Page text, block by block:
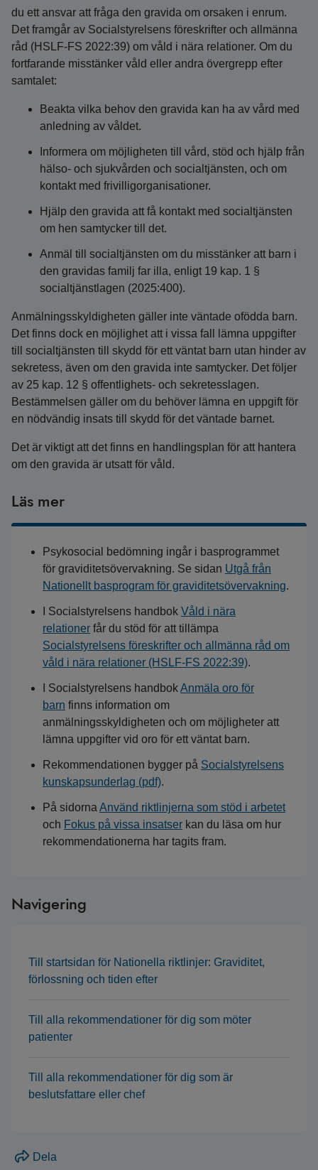
du ett ansvar att fråga den gravida om orsaken i enrum.
Det framgår av Socialstyrelsens föreskrifter och allmänna
råd (HSLF-FS 2022:39) om våld i nära relationer. Om du
fortfarande misstänker våld eller andra övergrepp efter
samtalet:
Beakta vilka behov den gravida kan ha av vård med
anledning av våldet.
Informera om möjligheten till vård, stöd och hjälp från
hälso- och sjukvården och socialtjänsten, och om
kontakt med frivilligorganisationer.
Hjälp den gravida att få kontakt med socialtjänsten
om hen samtycker till det.
Anmäl till socialtjänsten om du misstänker att barn i
den gravidas familj far illa, enligt 19 kap. 1 §
socialtjänstlagen (2025:400).
Anmälningsskyldigheten gäller inte väntade ofödda barn.
Det finns dock en möjlighet att i vissa fall lämna uppgifter
till socialtjänsten till skydd för ett väntat barn utan hinder av
sekretess, även om den gravida inte samtycker. Det följer
av 25 kap. 12 § offentlighets- och sekretesslagen.
Bestämmelsen gäller om du behöver lämna en uppgift för
en nödvändig insats till skydd för det väntade barnet.
Det är viktigt att det finns en handlingsplan för att hantera
om den gravida är utsatt för våld.
Läs mer
Psykosocial bedömning ingår i basprogrammet
för graviditetsövervakning. Se sidan Utgå från
Nationellt basprogram för graviditetsövervakning.
I Socialstyrelsens handbok Våld i nära
relationer får du stöd för att tillämpa
Socialstyrelsens föreskrifter och allmänna råd om
våld i nära relationer (HSLF-FS 2022:39).
I Socialstyrelsens handbokAnmäla oro för
barn finns information om
anmälningsskyldigheten och om möjligheter att
lämna uppgifter vid oro för ett väntat barn.
Rekommendationen bygger på Socialstyrelsens
kunskapsunderlag (pdf).
På sidorna Använd riktlinjerna som stöd i arbetet
och Fokus på vissa insatser kan du läsa om hur
rekommendationerna har tagits fram.
Navigering
Till startsidan för Nationella riktlinjer: Graviditet,
förlossning och tiden efter
Till alla rekommendationer för dig som möter
patienter
Till alla rekommendationer för dig som är
beslutsfattare eller chef
Dela